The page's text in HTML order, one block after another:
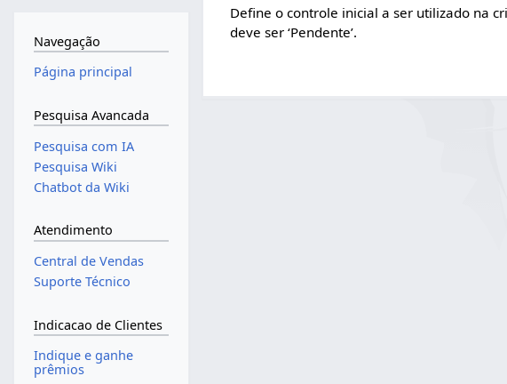
Define o controle inicial a ser utilizado na
deve ser ‘Pendente’.
Navegação
Página principal
Pesquisa Avancada
Pesquisa com IA
Pesquisa Wiki
Chatbot da Wiki
Atendimento
Central de Vendas
Suporte Técnico
Indicacao de Clientes
Indique e ganhe
prêmios